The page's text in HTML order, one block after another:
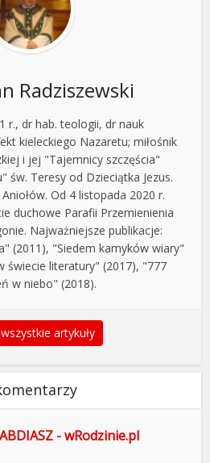
Radziszewski
r., dr hab. teologii, dr nauk
kieleckiego Nazaretu; miłośnik
i jej "Tajemnicy szczęścia"
św. Teresy od Dzieciątka Jezus.
Od 4 listopada 2020 r.
duchowe Parafii Przemienienia
Najważniejsze publikacje:
(2011), "Siedem kamyków wiary"
świecie literatury" (2017), "777
w niebo" (2018).
artykuły
- wRodzinie.pl